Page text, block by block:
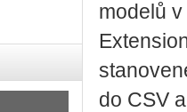
modelů
do CSV